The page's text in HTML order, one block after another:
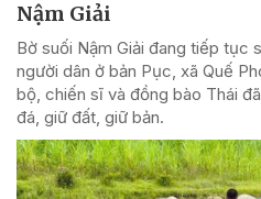
Nậm Giải
Bờ suối Nậm Giải đang tiếp tục
người dân ở bản Pục, xã Quế
bộ, chiến sĩ và đồng bào Thái
đá, giữ đất, giữ bản.